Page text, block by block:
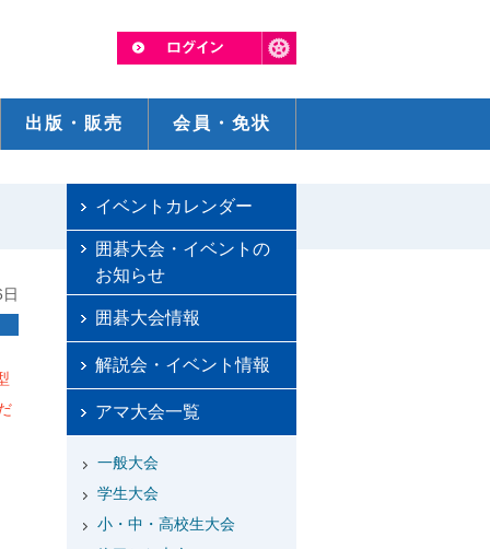
出版・販売 会員・免状
イベントカレンダー
囲碁大会・イベントの
お知らせ
囲碁大会情報
解説会・イベント情報
アマ大会一覧
一般大会
学生大会
小・中・高校生大会